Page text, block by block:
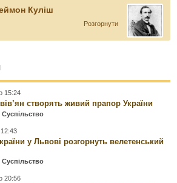
Куліш
Розгорнути
15:24
створять живий прапор України
Суспільство
у Львові розгорнуть велетенський
Суспільство
20:56